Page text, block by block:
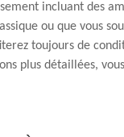
incluant des
ou que vous
toujours de
plus détaillées,